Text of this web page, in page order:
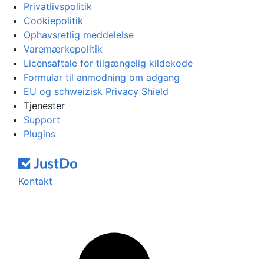
Privatlivspolitik
Cookiepolitik
Ophavsretlig meddelelse
Varemærkepolitik
Licensaftale for tilgængelig kildekode
Formular til anmodning om adgang
EU og schweizisk Privacy Shield
Tjenester
Support
Plugins
Kontakt